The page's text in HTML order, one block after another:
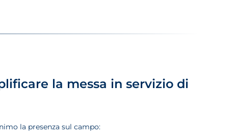
la messa in servizio di
la presenza sul campo: